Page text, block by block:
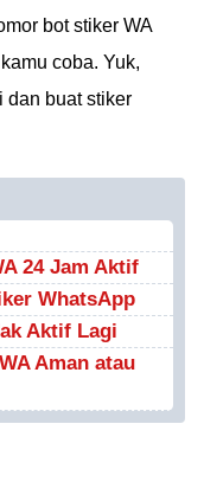
bot stiker WA
coba. Yuk,
dan buat stiker
24 Jam Aktif
WhatsApp
Aktif Lagi
Aman atau